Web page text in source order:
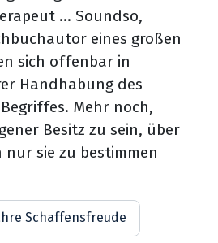
... Soundso,
eines großen
sich offenbar in
Handhabung des
Mehr noch,
Besitz zu sein, über
nur sie zu bestimmen
Schaffensfreude